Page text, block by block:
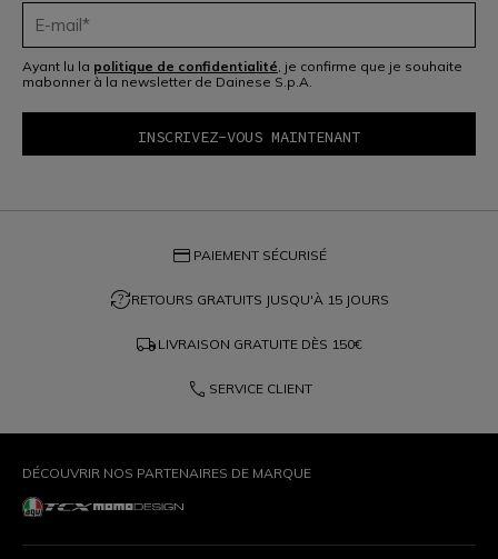
Ayant lu la politique de confidentialité , je confirme que je souhaite
mabonner à la newsletter de Dainese S.p.A.
credit_card PAIEMENT SÉCURISÉ
question_exchangeRETOURS GRATUITS JUSQU'À 15 JOURS
local_shipping LIVRAISON GRATUITE DÈS 150€
phone SERVICE CLIENT
DÉCOUVRIR NOS PARTENAIRES DE MARQUE